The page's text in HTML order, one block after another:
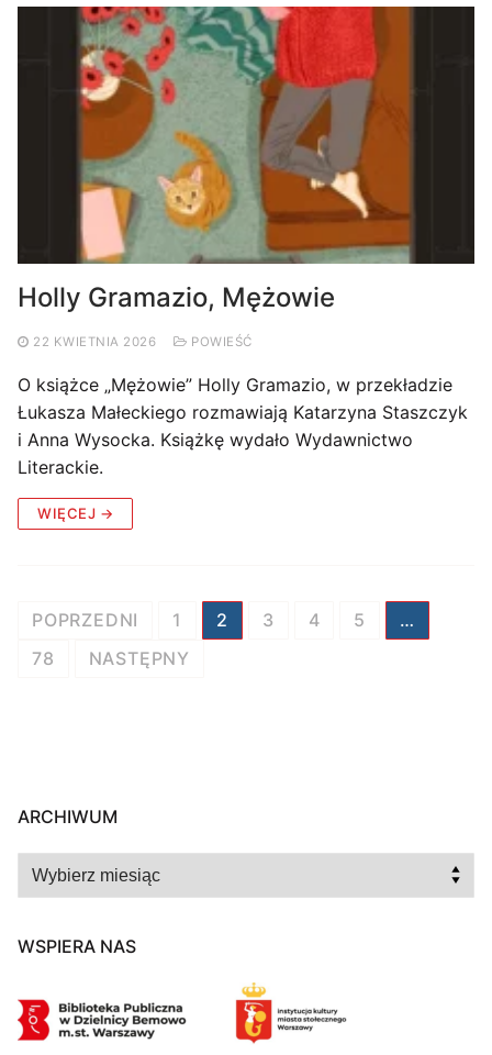
Holly Gramazio, Mężowie
22 KWIETNIA 2026 POWIEŚĆ
O książce „Mężowie” Holly Gramazio, w przekładzie
Łukasza Małeckiego rozmawiają Katarzyna Staszczyk
i Anna Wysocka. Książkę wydało Wydawnictwo
Literackie.
WIĘCEJ →
Stronicowanie
wpisów
POPRZEDNI 1 2 3 4 5
…
78
NASTĘPNY
ARCHIWUM
Archiwum
WSPIERA NAS